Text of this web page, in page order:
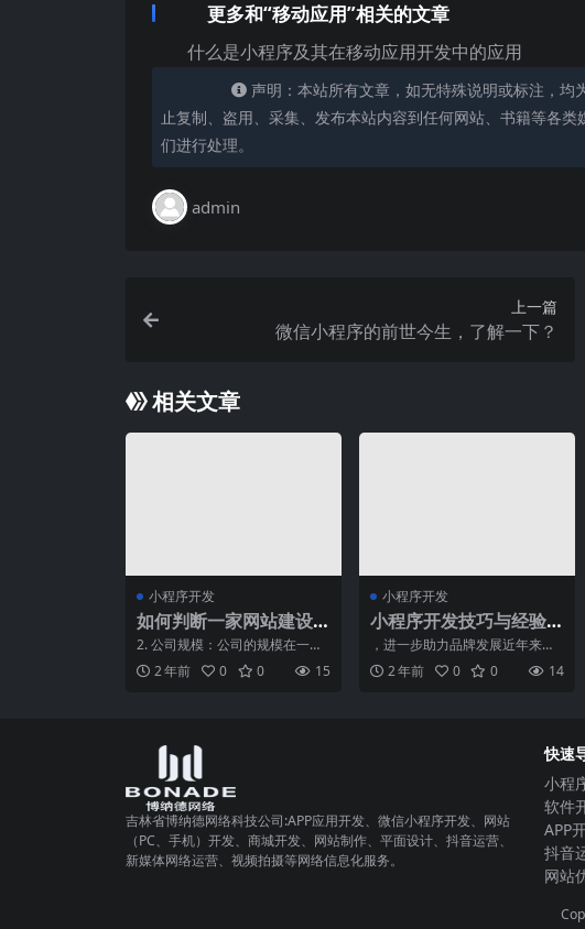
更多和“移动应用”相关的文章
什么是小程序及其在移动应用开发中的应用
声明：本站所有文章，如无特殊说明或标注，
止复制、盗用、采集、发布本站内容到任何网站、书籍等各
们进行处理。
admin
上一篇
微信小程序的前世今生，了解一下？
相关文章
小程序开发
如何判断一家网站建设
公司是否值得信赖
2. 公司规模：公司的规模在一定
程度上反映了其实力和信誉。了
解公司的员工数量、办
2 年前 0 0 15
小程序开发
小程序开发技巧与经验
分享
，进一步助力品牌发展近年来，
随着移动互联网的快速发展，小
程序逐渐成为企业与品牌推
2 年前 0 0 14
吉林省博纳德网络科技公司:APP应用开发、微信小程序开发、网站
（PC、手机）开发、商城开发、网站制作、平面设计、抖音运营、
新媒体网络运营、视频拍摄等网络信息化服务。
快速
小程
软件
APP
抖音
网站